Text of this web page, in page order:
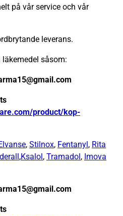
på vår service och vår
leverans.
såsom:
product/kop-
, Stilnox, Fentanyl , Rita
,Ksalol , Tramadol , Imova